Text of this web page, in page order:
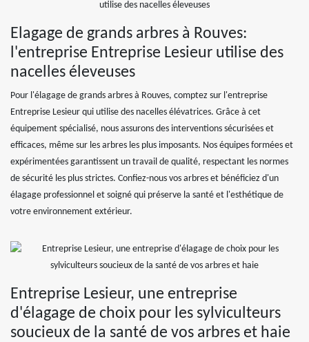
Elagage de grands arbres à Rouves:
l'entreprise Entreprise Lesieur utilise des
nacelles éleveuses
Pour l'élagage de grands arbres à Rouves, comptez sur l'entreprise
Entreprise Lesieur qui utilise des nacelles élévatrices. Grâce à cet
équipement spécialisé, nous assurons des interventions sécurisées et
efficaces, même sur les arbres les plus imposants. Nos équipes formées et
expérimentées garantissent un travail de qualité, respectant les normes
de sécurité les plus strictes. Confiez-nous vos arbres et bénéficiez d'un
élagage professionnel et soigné qui préserve la santé et l'esthétique de
votre environnement extérieur.
Entreprise Lesieur, une entreprise
d'élagage de choix pour les sylviculteurs
soucieux de la santé de vos arbres et haie